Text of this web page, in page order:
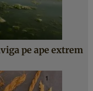
pe ape extrem